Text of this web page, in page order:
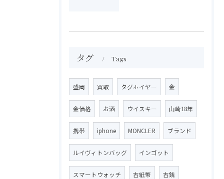
タグ Tags
盛岡 買取 タグホイヤー 金
金価格 お酒 ウイスキー 山崎18年
携帯 iphone MONCLER ブランド
ルイヴィトンバッグ インゴット
スマートウォッチ 古紙幣 古銭